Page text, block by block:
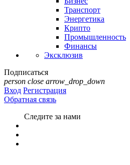
Транспорт
Энергетика
Крипто
Промышленность
Финансы
Эксклюзив
Подписаться
person close arrow_drop_down
Вход Регистрация
Обратная связь
Следите за нами